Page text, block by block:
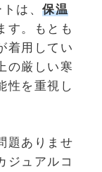
は、 保温
す。もとも
着用してい
の厳しい寒
性を重視し
題ありませ
ジュアルコ